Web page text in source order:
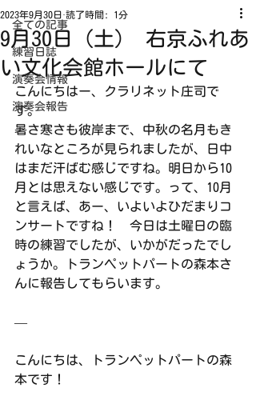
全ての記事
練習日誌
演奏会情報
演奏会報告
9月30日（土） 右京ふれあ
い文化会館ホールにて
2023年9月30日 読了時間: 1分
こんにちはー、クラリネット庄司で
す。
暑さ寒さも彼岸まで、中秋の名月もき
れいなところが見られましたが、日中
はまだ汗ばむ感じですね。明日から10
月とは思えない感じです。って、10月
と言えば、あー、いよいよひだまりコ
ンサートですね！　今日は土曜日の臨
時の練習でしたが、いかがだったでし
ょうか。トランペットパートの森本さ
んに報告してもらいます。
—
こんにちは、トランペットパートの森
本です！